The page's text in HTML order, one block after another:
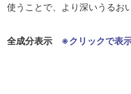
使うことで、より深いうるお
全成分表示 ※クリックで表